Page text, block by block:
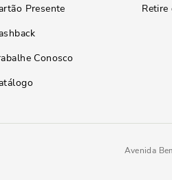
Presente
Conosco
Retire
Avenida